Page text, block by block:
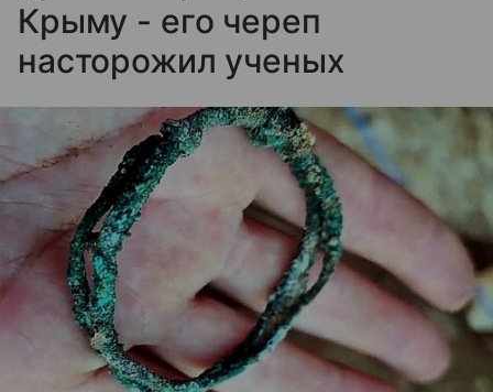
Крыму - его череп
насторожил ученых